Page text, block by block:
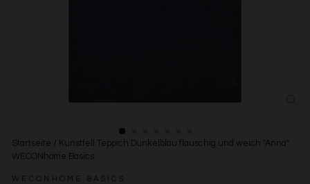
Startseite / Kunstfell Teppich Dunkelblau flauschig und weich "Anna"
WECONhome Basics
WECONHOME BASICS